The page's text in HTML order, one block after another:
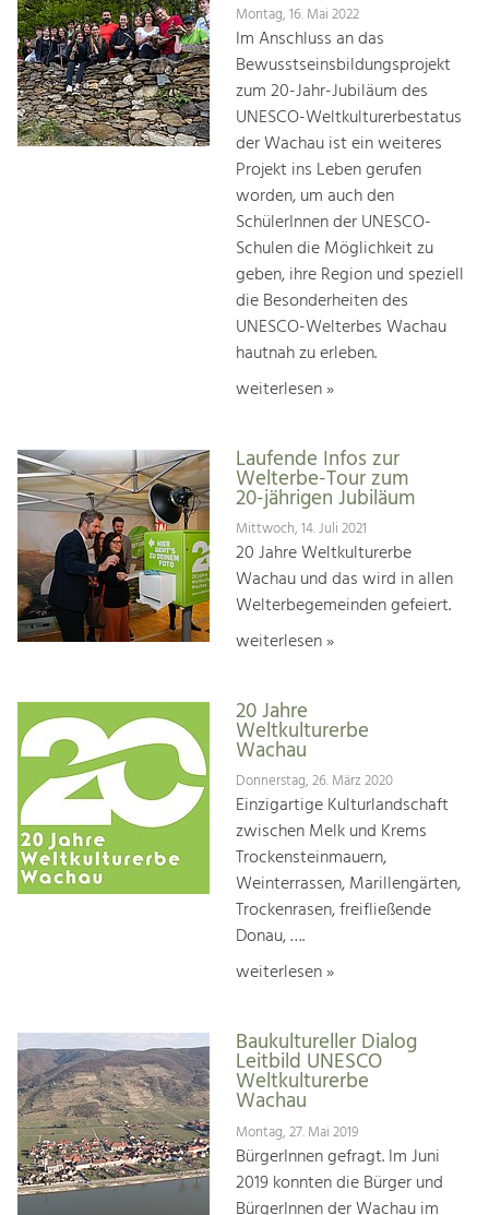
Montag, 16. Mai 2022
Im Anschluss an das
Bewusstseinsbildungsprojekt
zum 20-Jahr-Jubiläum des
UNESCO-Weltkulturerbestatus
der Wachau ist ein weiteres
Projekt ins Leben gerufen
worden, um auch den
SchülerInnen der UNESCO-
Schulen die Möglichkeit zu
geben, ihre Region und speziell
die Besonderheiten des
UNESCO-Welterbes Wachau
hautnah zu erleben.
weiterlesen »
Laufende Infos zur
Welterbe-Tour zum
20-jährigen Jubiläum
Mittwoch, 14. Juli 2021
20 Jahre Weltkulturerbe
Wachau und das wird in allen
Welterbegemeinden gefeiert.
weiterlesen »
20 Jahre
Weltkulturerbe
Wachau
Donnerstag, 26. März 2020
Einzigartige Kulturlandschaft
zwischen Melk und Krems
Trockensteinmauern,
Weinterrassen, Marillengärten,
Trockenrasen, freifließende
Donau, ….
weiterlesen »
Baukultureller Dialog
Leitbild UNESCO
Weltkulturerbe
Wachau
Montag, 27. Mai 2019
BürgerInnen gefragt. Im Juni
2019 konnten die Bürger und
BürgerInnen der Wachau im